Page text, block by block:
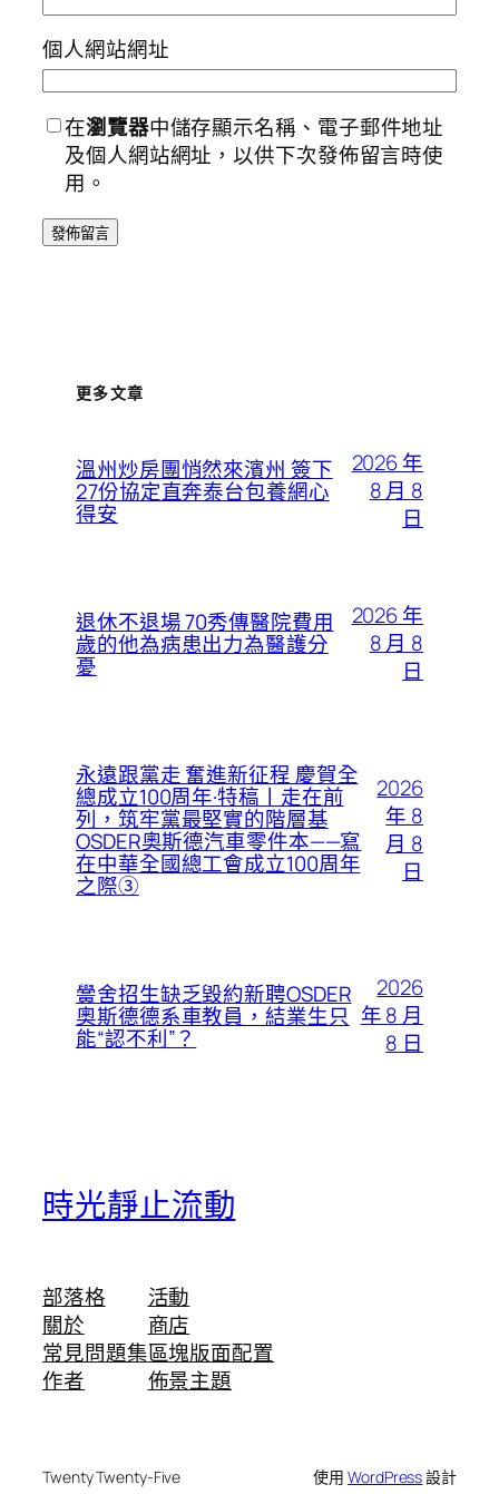
個人網站網址
在瀏覽器中儲存顯示名稱、電子郵件地址
及個人網站網址，以供下次發佈留言時使
用。
更多文章
溫州炒房團悄然來濱州 簽下
27份協定直奔泰台包養網心
得安
2026 年
8 月 8
日
退休不退場 70秀傳醫院費用
歲的他為病患出力為醫護分
憂
2026 年
8 月 8
日
永遠跟黨走 奮進新征程 慶賀全
總成立100周年·特稿丨走在前
列，筑牢黨最堅實的階層基
OSDER奧斯德汽車零件本——寫
在中華全國總工會成立100周年
之際③
2026
年 8
月 8
日
黌舍招生缺乏毀約新聘OSDER
奧斯德德系車教員，結業生只
能“認不利”？
2026
年 8 月
8 日
時光靜止流動
部落格
關於
常見問題集
作者
活動
商店
區塊版面配置
佈景主題
Twenty Twenty-Five 使用WordPress設計